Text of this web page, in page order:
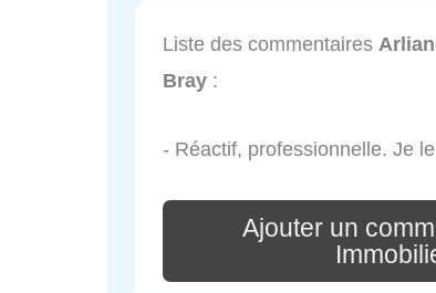
Liste des commentaires
Bray :
- Réactif, professionnelle. Je
Ajouter un